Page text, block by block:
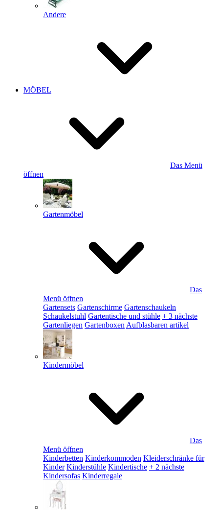
Andere
MÖBEL
Das Menü
öffnen
Gartenmöbel
Das
Menü öffnen
Gartensets Gartenschirme Gartenschaukeln
Schaukelstuhl Gartentische und stühle + 3 nächste
Gartenliegen Gartenboxen Aufblasbaren artikel
Kindermöbel
Das
Menü öffnen
Kinderbetten Kinderkommoden Kleiderschränke für
Kinder Kinderstühle Kindertische + 2 nächste
Kindersofas Kinderregale